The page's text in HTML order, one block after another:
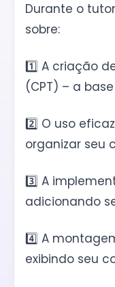
Durante o
sobre:
1️⃣ A criação
(CPT) – a
2️⃣ O uso
organizar seu
3️⃣ A
adicionando
4️⃣ A
exibindo seu